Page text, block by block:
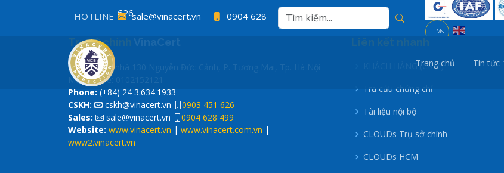
HOTLINE 626sale@vinacert.vn
0904 628
626sale@vinacert.vn
499
LIMs
Trang chủ Tin tức
Trụ sở chính VinaCert
Tầng 4, tòa nhà 130 Nguyễn Đức Cảnh, P. Tương Mai, Tp. Hà Nội
Mã số thuế: 0102152121
Phone: (+84) 24 3.634.1933
CSKH:
cskh@vinacert.vn
0903 451 626
Sales:
sale@vinacert.vn
0904 628 499
Website: www.vinacert.vn | www.vinacert.com.vn |
www2.vinacert.vn
Liên kết nhanh
KHÁCH HÀNG (CRM)
Tra cứu chứng chỉ
Tài liệu nội bộ
CLOUDs Trụ sở chính
CLOUDs HCM